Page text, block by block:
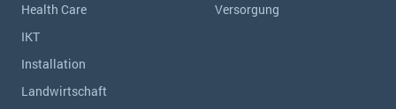
Health Care
IKT
Installation
Landwirtschaft
Versorgung